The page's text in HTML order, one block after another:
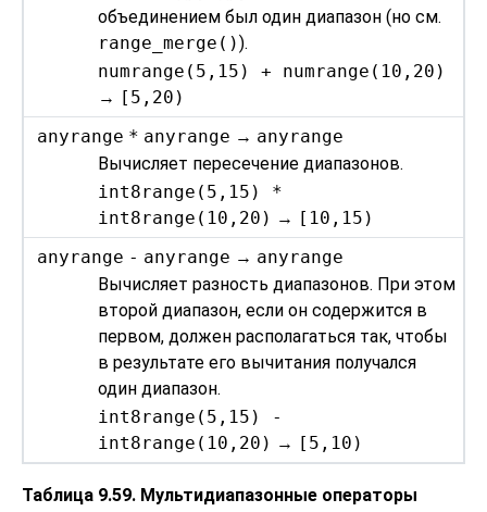
объединением был один диапазон (но см.
range_merge()).
numrange(5,15) + numrange(10,20)
→ [5,20)
anyrange * anyrange → anyrange
Вычисляет пересечение диапазонов.
int8range(5,15) *
int8range(10,20) → [10,15)
anyrange - anyrange → anyrange
Вычисляет разность диапазонов. При этом
второй диапазон, если он содержится в
первом, должен располагаться так, чтобы
в результате его вычитания получался
один диапазон.
int8range(5,15) -
int8range(10,20) → [5,10)
Таблица 9.59. Мультидиапазонные операторы